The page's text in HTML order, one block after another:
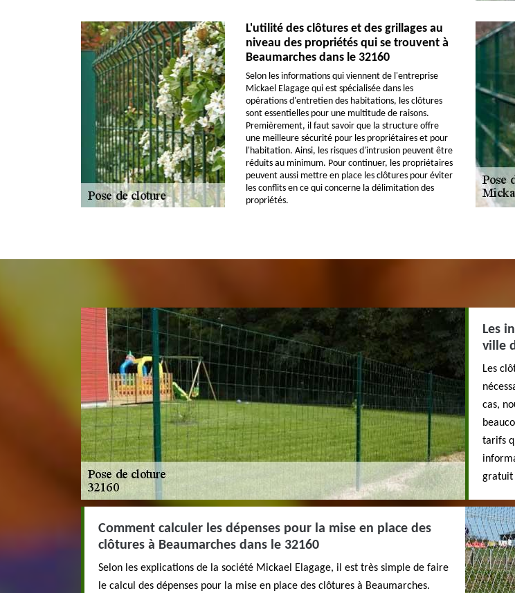
L'utilité des clôtures et des grillages au
niveau des propriétés qui se trouvent à
Beaumarches dans le 32160
Selon les informations qui viennent de l'entreprise
Mickael Elagage qui est spécialisée dans les
opérations d'entretien des habitations, les clôtures
sont essentielles pour une multitude de raisons.
Premièrement, il faut savoir que la structure offre
une meilleure sécurité pour les propriétaires et pour
l'habitation. Ainsi, les risques d'intrusion peuvent être
réduits au minimum. Pour continuer, les propriétaires
peuvent aussi mettre en place les clôtures pour éviter
les conflits en ce qui concerne la délimitation des
propriétés.
Les
ville
Les
cas,
tarifs
gratuit
Comment calculer les dépenses pour la mise en place des
clôtures à Beaumarches dans le 32160
Selon les explications de la société Mickael Elagage, il est très simple de faire
le calcul des dépenses pour la mise en place des clôtures à Beaumarches.